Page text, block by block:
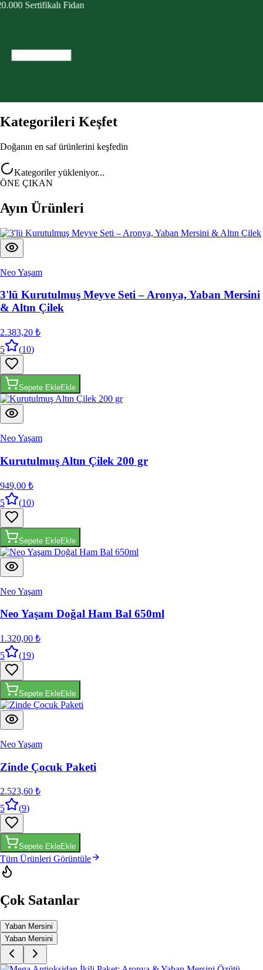
Sertifikalı Fidan
Kategorileri Keşfet
Doğanın en saf ürünlerini keşfedin
Kategoriler yükleniyor...
ÖNE ÇIKAN
Ayın Ürünleri
Neo Yaşam
3'lü Kurutulmuş Meyve Seti – Aronya, Yaban Mersini
& Altın Çilek
2.383,20 ₺
5
(10)
Sepete EkleEkle
Neo Yaşam
Kurutulmuş Altın Çilek 200 gr
949,00 ₺
5
(10)
Sepete EkleEkle
Neo Yaşam
Neo Yaşam Doğal Ham Bal 650ml
1.320,00 ₺
5
(19)
Sepete EkleEkle
Neo Yaşam
Zinde Çocuk Paketi
2.523,60 ₺
5
(9)
Sepete EkleEkle
Tüm Ürünleri Görüntüle
Çok Satanlar
Yaban Mersini
Yaban Mersini